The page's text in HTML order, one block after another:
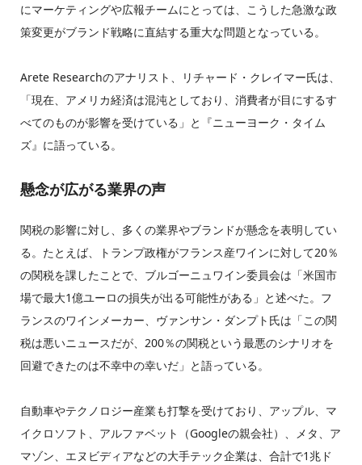
にマーケティングや広報チームにとっては、こうした急激な政
策変更がブランド戦略に直結する重大な問題となっている。
Arete Researchのアナリスト、リチャード・クレイマー氏は、
「現在、アメリカ経済は混沌としており、消費者が目にするす
べてのものが影響を受けている」と『ニューヨーク・タイム
ズ』に語っている。
懸念が広がる業界の声
関税の影響に対し、多くの業界やブランドが懸念を表明してい
る。たとえば、トランプ政権がフランス産ワインに対して20％
の関税を課したことで、ブルゴーニュワイン委員会は「米国市
場で最大1億ユーロの損失が出る可能性がある」と述べた。フ
ランスのワインメーカー、ヴァンサン・ダンプト氏は「この関
税は悪いニュースだが、200％の関税という最悪のシナリオを
回避できたのは不幸中の幸いだ」と語っている。
自動車やテクノロジー産業も打撃を受けており、アップル、マ
イクロソフト、アルファベット（Googleの親会社）、メタ、ア
マゾン、エヌビディアなどの大手テック企業は、合計で1兆ド